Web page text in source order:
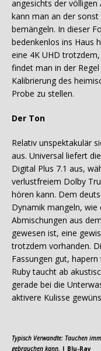
angesichts der
kann man an der
bemängeln. In dieser
bedenkenlos ins Haus
eine 4K UHD
findet man in der
Kalibrierung des
Probe zu stellen.
Der Ton
Relativ unspektakulär
aus. Universal liefert
Digital Plus 7.1 aus,
verlustfreiem Dolby
hören kann. Dem
Dynamik mangeln, wie
Abmischungen aus
gewesen ist, eine
trotzdem vorhanden.
Fassungen gut,
Ruby taucht ab
gerade bei die
aktivere Kulisse
Typisch Verwandte: Tauchen
gebrauchen kann. | Blu-Ray